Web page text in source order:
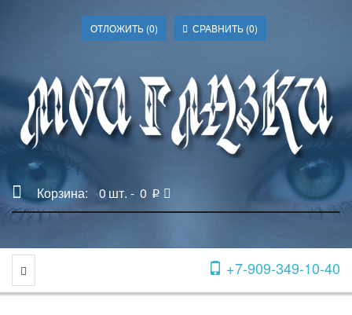
ОТЛОЖИТЬ (0) СРАВНИТЬ (0)
Корзина: 0шт. - 0 p
+7-909-349-10-40
Toggle Navigation